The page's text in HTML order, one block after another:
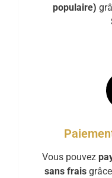
populaire)
Vous pouvez
sans frais